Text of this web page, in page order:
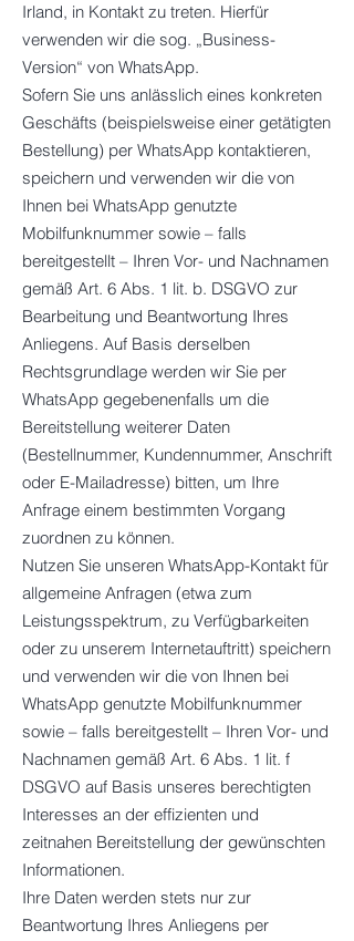
Irland, in Kontakt zu treten. Hierfür
verwenden wir die sog. „Business-
Version“ von WhatsApp.
Sofern Sie uns anlässlich eines konkreten
Geschäfts (beispielsweise einer getätigten
Bestellung) per WhatsApp kontaktieren,
speichern und verwenden wir die von
Ihnen bei WhatsApp genutzte
Mobilfunknummer sowie – falls
bereitgestellt – Ihren Vor- und Nachnamen
gemäß Art. 6 Abs. 1 lit. b. DSGVO zur
Bearbeitung und Beantwortung Ihres
Anliegens. Auf Basis derselben
Rechtsgrundlage werden wir Sie per
WhatsApp gegebenenfalls um die
Bereitstellung weiterer Daten
(Bestellnummer, Kundennummer, Anschrift
oder E-Mailadresse) bitten, um Ihre
Anfrage einem bestimmten Vorgang
zuordnen zu können.
Nutzen Sie unseren WhatsApp-Kontakt für
allgemeine Anfragen (etwa zum
Leistungsspektrum, zu Verfügbarkeiten
oder zu unserem Internetauftritt) speichern
und verwenden wir die von Ihnen bei
WhatsApp genutzte Mobilfunknummer
sowie – falls bereitgestellt – Ihren Vor- und
Nachnamen gemäß Art. 6 Abs. 1 lit. f
DSGVO auf Basis unseres berechtigten
Interesses an der effizienten und
zeitnahen Bereitstellung der gewünschten
Informationen.
Ihre Daten werden stets nur zur
Beantwortung Ihres Anliegens per